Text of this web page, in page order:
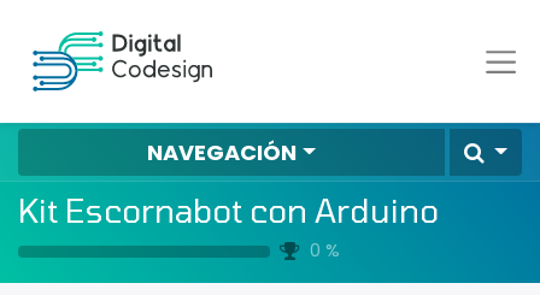
NAVEGACIÓN
Kit Escornabot con Arduino
0 %